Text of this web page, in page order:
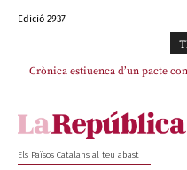
Edició 2937
Crònica estiuenca d’un pacte
Els Països Catalans al teu abast